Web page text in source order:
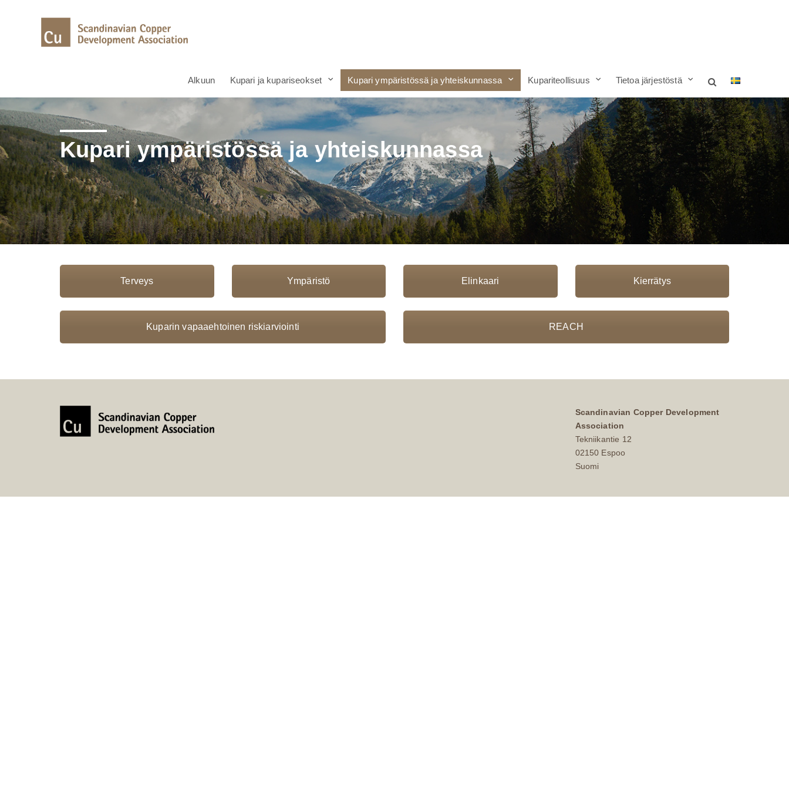
Alkuun Kupari ja kupariseokset Kupari ympäristössä ja yhteiskunnassa Kupariteollisuus Tietoa järjestöstä
Kupari ympäristössä ja yhteiskunnassa
Terveys Ympäristö Elinkaari Kierrätys
Kuparin vapaaehtoinen riskiarviointi REACH
Scandinavian Copper Development
Association
Tekniikantie 12
02150 Espoo
Suomi